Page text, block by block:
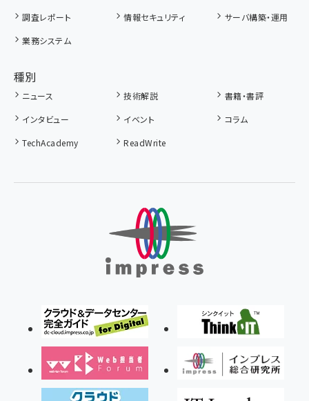
調査レポート
情報セキュリティ
サーバ構築・運用
業務システム
種別
ニュース 技術解説
書籍・書評
インタビュー
イベント
コラム
TechAcademy
ReadWrite